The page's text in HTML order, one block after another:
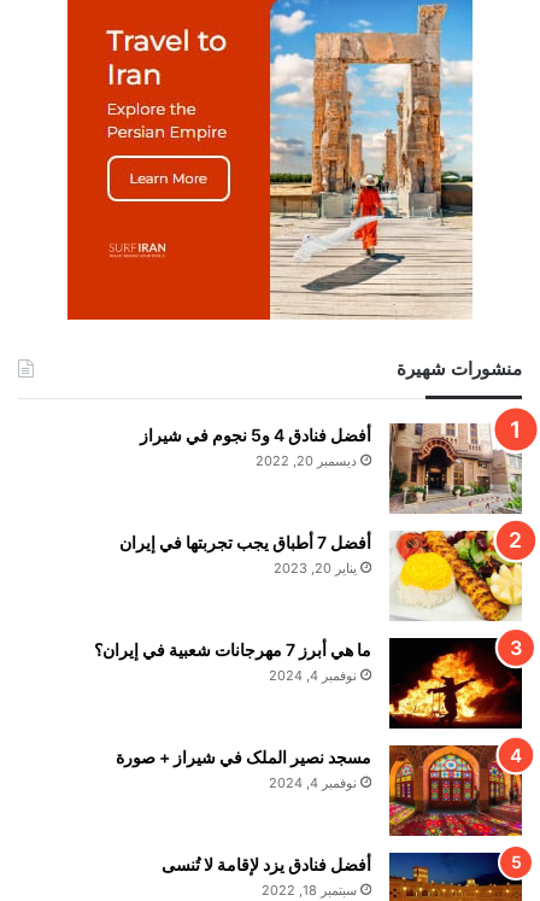
منشورات شهيرة
أفضل فنادق 4 و5 نجوم في شيراز
ديسمبر 20, 2022
أفضل 7 أطباق يجب تجربتها في إيران
يناير 20, 2023
ما هي أبرز 7 مهرجانات شعبية في إيران؟
نوفمبر 4, 2024
مسجد نصير الملک في شيراز + صورة
نوفمبر 4, 2024
أفضل فنادق يزد لإقامة لا تُنسى
سبتمبر 18, 2022